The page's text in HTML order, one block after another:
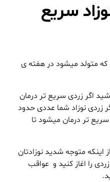
سریع
که متولد میشود در هفته ی
اگر زردی سریع تر درمان
زردی نوزاد شما عددیحدود
تر درمان میشود تا
متوجه شدید نوزادتان
را اغاز کنید و عواقب